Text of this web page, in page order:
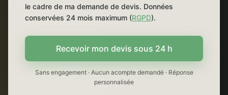
le cadre de ma demande de devis. Données
conservées 24 mois maximum (RGPD).
Recevoir mon devis sous 24 h
Sans engagement · Aucun acompte demandé · Réponse
personnalisée